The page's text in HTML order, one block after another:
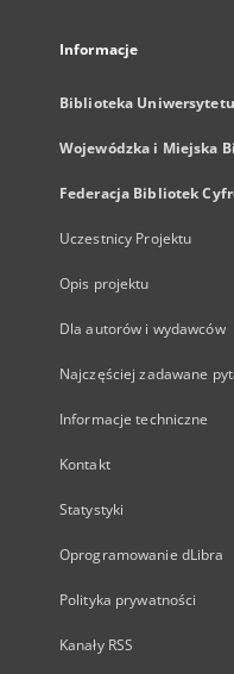
Informacje
Biblioteka
Wojewódzka i Miejska
Federacja Bibliotek
Uczestnicy Projektu
Opis projektu
Dla autorów i wydawców
Najczęściej zadawane
Informacje techniczne
Kontakt
Statystyki
Oprogramowanie dLibra
Polityka prywatności
Kanały RSS